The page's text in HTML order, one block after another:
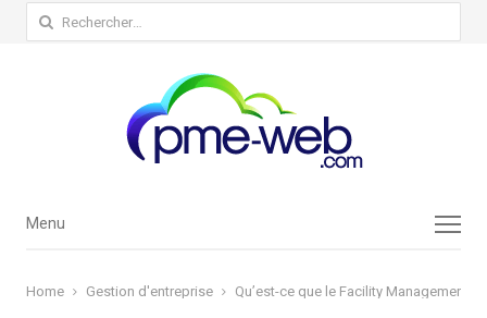
Rechercher :
Menu
Menu
Home Gestion d'entreprise Qu’est-ce que le Facility Management ?